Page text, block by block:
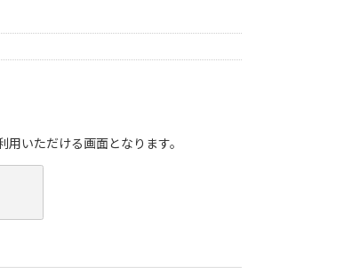
いただける画面となります。